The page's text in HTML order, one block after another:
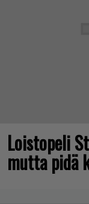
Loistopeli
mutta pidä